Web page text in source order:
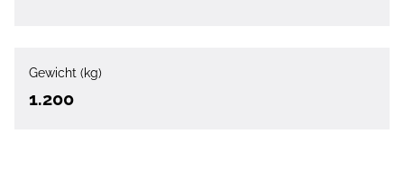
Gewicht (kg)
1.200